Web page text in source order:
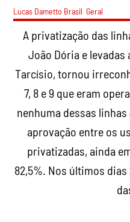
Lucas Dametto Brasil ,Geral
A privatização das
João Dória e
Tarcísio, tornou
7, 8 e 9 que eram
nenhuma dessas
aprovação entre os
privatizadas, ainda
82,5%. Nos últimos dias